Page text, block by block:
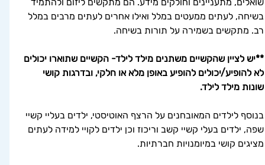
בשיחה, לעתים ממעטים במלל ואילו אחרים לעתים מרבים במלל
רב. מתקשים בשמירה על תורות בשיחה.
**יש לציין שהקשיים משתנים מילד לילד- הקשיים שתוארו יכולים
לא להופיע/יכולים להופיע באופן מלא או חלקי, ובדרגות קושי
שונות מילד לילד.
בנוסף לילדים המאובחנים על הרצף האוטיסטי, ילדים בעליי קשיי
שפה, ילדים בעלי קשיי קשב וריכוז וכן ילדים לקויי למידה לעתים
מציגים קושי במיומנויות חברתיות.